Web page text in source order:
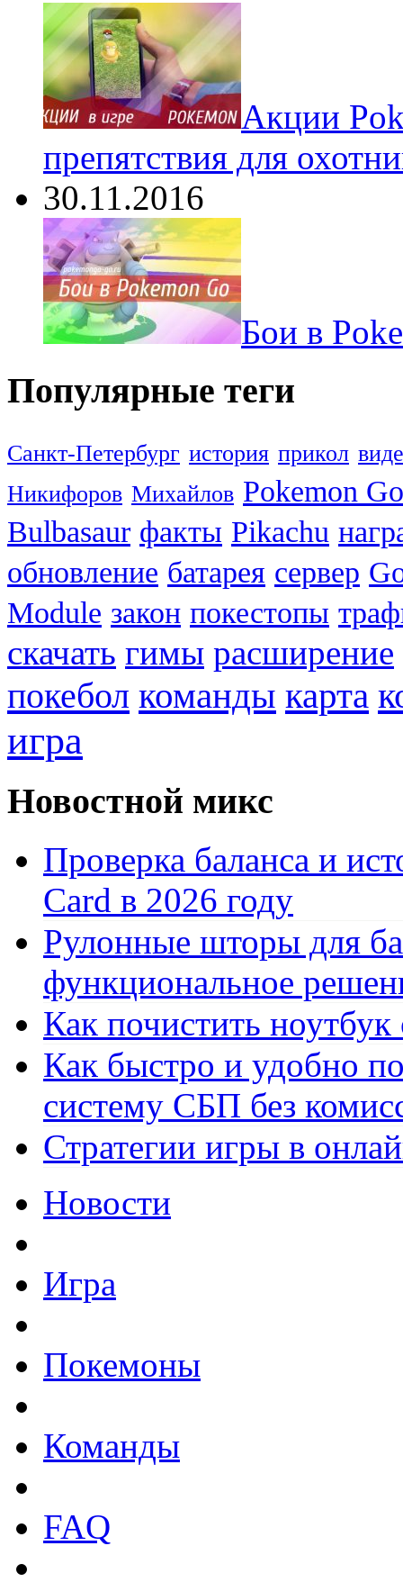
Акции
препятствия для
30.11.2016
Бои в
Популярные теги
Санкт-Петербург история прикол
Никифоров Михайлов Pokemon Go
Bulbasaur факты Pikachu
обновление батарея сервер
Module закон покестопы
скачать гимы расширение
покебол команды карта
игра
Новостной микс
Проверка баланса и
Card в 2026 году
Рулонные шторы для
функциональное
Как почистить
Как быстро и удобно
систему СБП без
Стратегии игры в
Новости
Игра
Покемоны
Команды
FAQ